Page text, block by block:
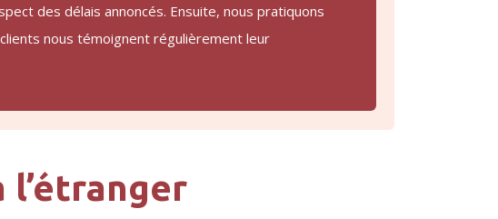
des délais annoncés. Ensuite, nous pratiquons
nous témoignent régulièrement leur
l’étranger